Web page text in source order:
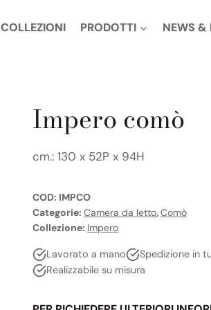
COLLEZIONI PRODOTTI NEWS &
Impero comò
cm.: 130 x 52P x 94H
COD: IMPCO
Categorie: Camera da letto,Comò
Collezione: Impero
Lavorato a mano
Spedizione in
Realizzabile su misura